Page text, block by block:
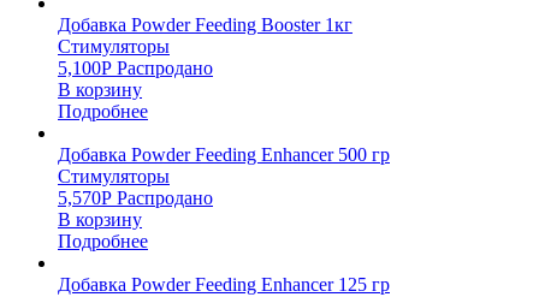
Добавка Powder Feeding Booster 1кг
Стимуляторы
5,100Р Распродано
В корзину
Подробнее
Добавка Powder Feeding Enhancer 500 гр
Стимуляторы
5,570Р Распродано
В корзину
Подробнее
Добавка Powder Feeding Enhancer 125 гр